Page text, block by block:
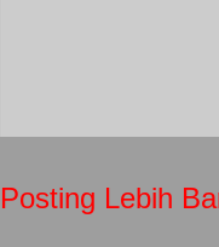
Posting Lebih